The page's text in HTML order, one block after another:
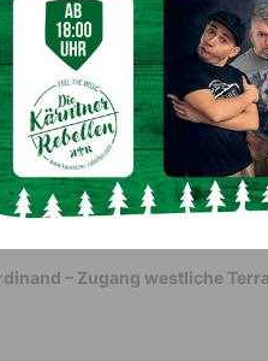
Gartnerkofel
– Zugang westliche